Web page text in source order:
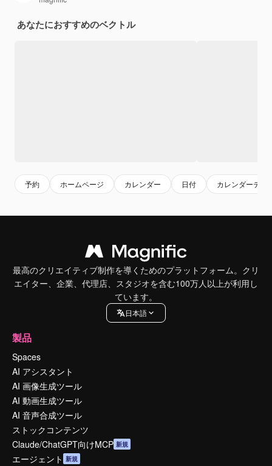
あなたにおすすめのベクトル
予約 ホームページ カレンダー 日付 カレンダーテン
最高のクリエイティブ制作を導くためのプラットフォーム。クリ
エイター、企業、代理店、スタジオを含む100万人以上が利用し
ています。
日本語
製品
Spaces
AI アシスタント
AI 画像生成ツール
AI 動画生成ツール
AI 音声合成ツール
ストックコンテンツ
Claude/ChatGPT向けMCP 新規
エージェント 新規